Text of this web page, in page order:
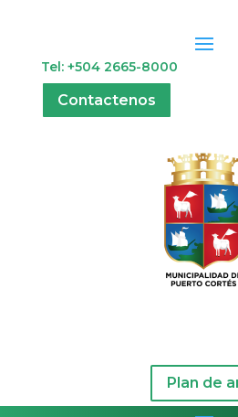
Tel: +504 2665-8000
Contactenos
Plan de